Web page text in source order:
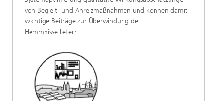
von Begleit- und Anreizmaßnahmen und können damit
wichtige Beiträge zur Überwindung der
Hemmnisse liefern.